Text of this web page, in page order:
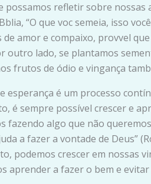
possamos refletir sobre nossas
“O que voc semeia, isso
amor e compaixo, provvel
outro lado, se plantamos
frutos de ódio e vingança
esperança é um processo
é sempre possível crescer e
fazendo algo que não
a fazer a vontade de Deus”
podemos crescer em nossas
aprender a fazer o bem e evitar